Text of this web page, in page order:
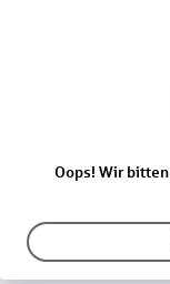
Oops! Wir